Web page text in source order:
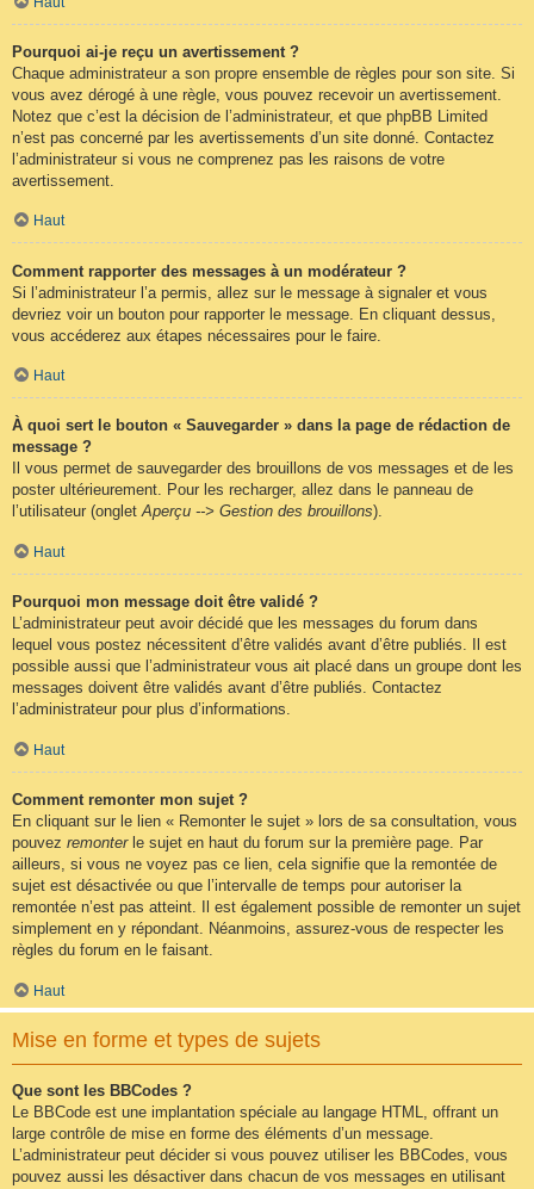
Pourquoi ai-je reçu un avertissement ?
Chaque administrateur a son propre ensemble de règles pour son site. Si
vous avez dérogé à une règle, vous pouvez recevoir un avertissement.
Notez que c’est la décision de l’administrateur, et que phpBB Limited
n’est pas concerné par les avertissements d’un site donné. Contactez
l’administrateur si vous ne comprenez pas les raisons de votre
avertissement.
Haut
Comment rapporter des messages à un modérateur ?
Si l’administrateur l’a permis, allez sur le message à signaler et vous
devriez voir un bouton pour rapporter le message. En cliquant dessus,
vous accéderez aux étapes nécessaires pour le faire.
Haut
À quoi sert le bouton « Sauvegarder » dans la page de rédaction de
message ?
Il vous permet de sauvegarder des brouillons de vos messages et de les
poster ultérieurement. Pour les recharger, allez dans le panneau de
l’utilisateur (ongletAperçu --> Gestion des brouillons).
Haut
Pourquoi mon message doit être validé ?
L’administrateur peut avoir décidé que les messages du forum dans
lequel vous postez nécessitent d’être validés avant d’être publiés. Il est
possible aussi que l’administrateur vous ait placé dans un groupe dont les
messages doivent être validés avant d’être publiés. Contactez
l’administrateur pour plus d’informations.
Haut
Comment remonter mon sujet ?
En cliquant sur le lien « Remonter le sujet » lors de sa consultation, vous
pouvez remonterle sujet en haut du forum sur la première page. Par
ailleurs, si vous ne voyez pas ce lien, cela signifie que la remontée de
sujet est désactivée ou que l’intervalle de temps pour autoriser la
remontée n’est pas atteint. Il est également possible de remonter un sujet
simplement en y répondant. Néanmoins, assurez-vous de respecter les
règles du forum en le faisant.
Haut
Mise en forme et types de sujets
Que sont les BBCodes ?
Le BBCode est une implantation spéciale au langage HTML, offrant un
large contrôle de mise en forme des éléments d’un message.
L’administrateur peut décider si vous pouvez utiliser les BBCodes, vous
pouvez aussi les désactiver dans chacun de vos messages en utilisant